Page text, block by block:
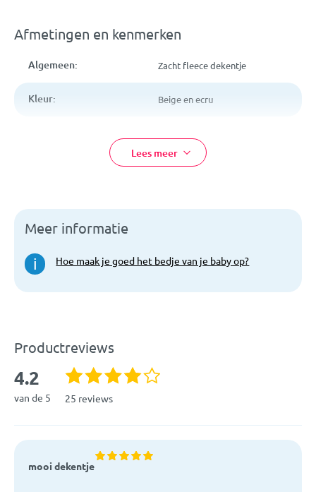
Afmetingen en kenmerken
Algemeen: Zacht fleece dekentje
Kleur: Beige en ecru
94% katoen, 6% polyester
Artikelcode:
Lees meer
Meer informatie
i Hoe maak je goed het bedje van je baby op?
Productreviews
4.2
van de 5 25 reviews
mooi dekentje